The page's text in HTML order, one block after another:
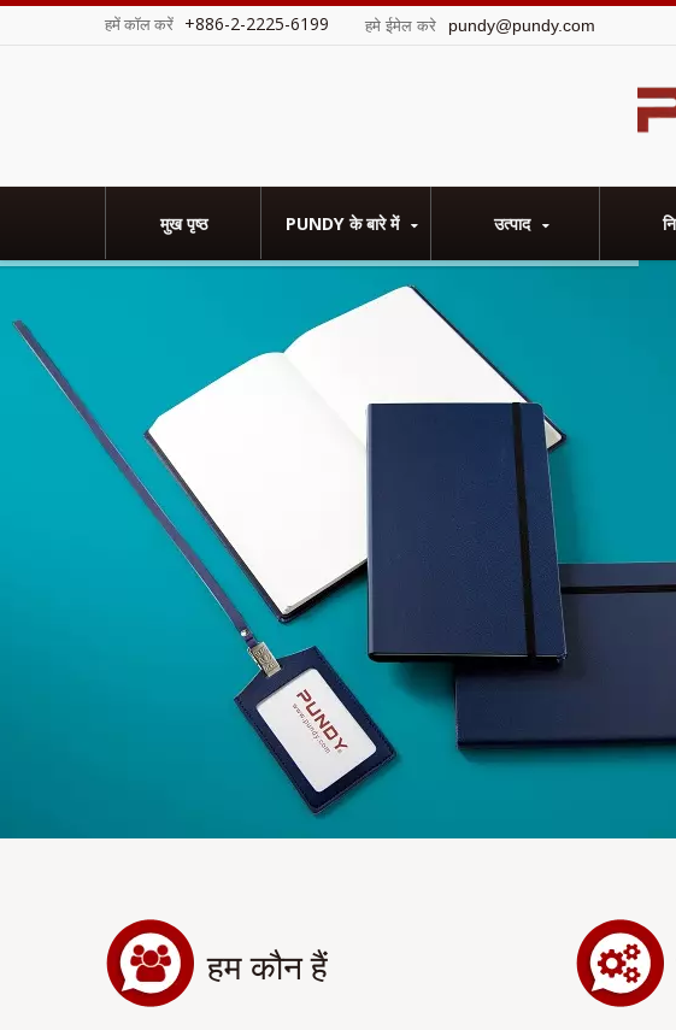
हमें कॉल करें +886-2-2225-6199 हमे ईमेल करे pundy@pundy.com
मुख पृष्ठ PUNDY के बारे में उत्पाद
हम कौन हैं